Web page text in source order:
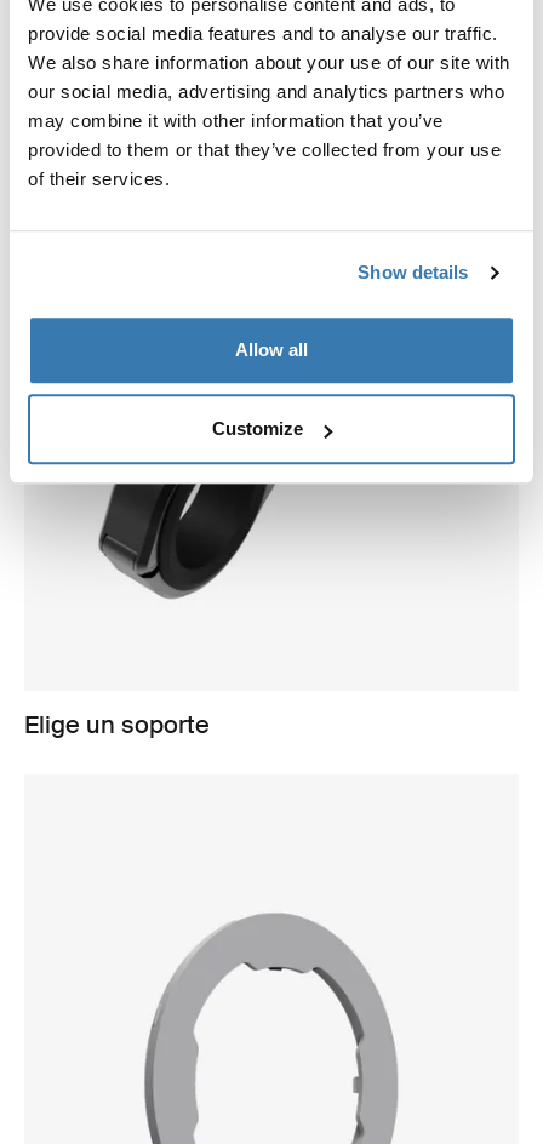
provide social media features and to analyse our traffic.
We also share information about your use of our site with
our social media, advertising and analytics partners who
may combine it with other information that you’ve
provided to them or that they’ve collected from your use
of their services.
Show details
Allow all
Customize
Elige una funda
Elige un soporte